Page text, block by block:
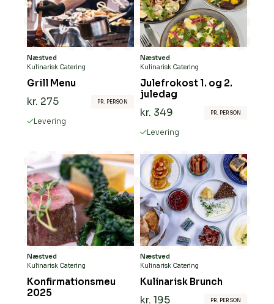
Næstved
Kulinarisk Catering
Grill Menu
kr. 275 PR. PERSON
Levering
Næstved
Kulinarisk Catering
Julefrokost 1. og 2.
juledag
kr. 349 PR. PERSON
Levering
Næstved
Kulinarisk Catering
Konfirmationsmeu
2025
Næstved
Kulinarisk Catering
Kulinarisk Brunch
kr. 195 PR. PERSON